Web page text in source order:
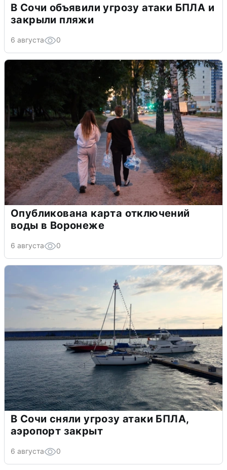
В Сочи объявили угрозу атаки БПЛА и
закрыли пляжи
6 августа 0
Опубликована карта отключений
воды в Воронеже
6 августа 0
В Сочи сняли угрозу атаки БПЛА,
аэропорт закрыт
6 августа 0